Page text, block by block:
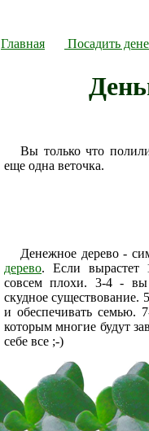
Главная Посадить
Вы только что
еще одна веточка.
Денежное дерево -
дерево. Если вырастет
совсем плохи. 3-4 - вы
скудное существование.
и обеспечивать семью.
которым многие будут
себе все ;-)